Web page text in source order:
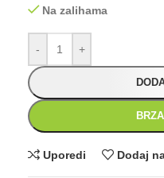
Na zalihama
- +
Uporedi Dodaj